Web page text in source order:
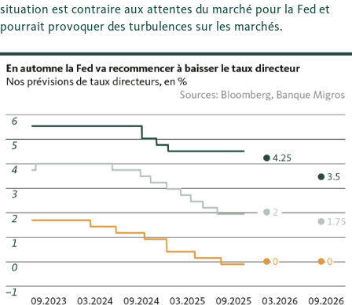
situation est contraire aux attentes du marché pour la Fed et
pourrait provoquer des turbulences sur les marchés.